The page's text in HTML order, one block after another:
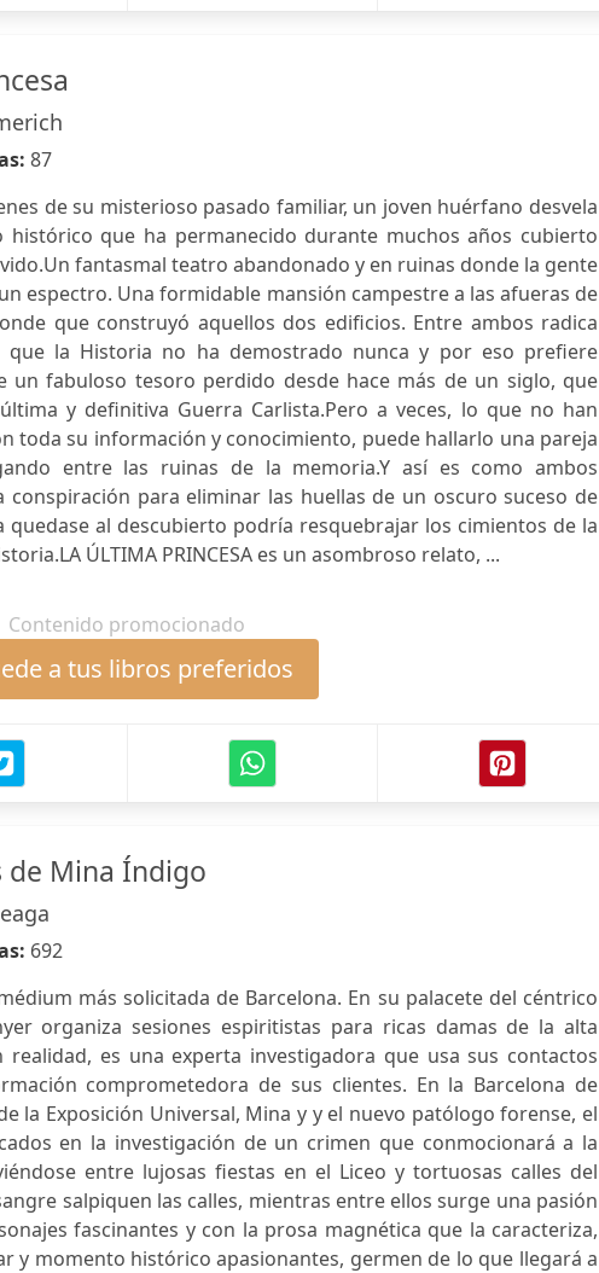
87
de su misterioso pasado familiar, un joven huérfano desvela
histórico que ha permanecido durante muchos años cubierto
fantasmal teatro abandonado y en ruinas donde la gente
espectro. Una formidable mansión campestre a las afueras de
que construyó aquellos dos edificios. Entre ambos radica
la Historia no ha demostrado nunca y por eso prefiere
un fabuloso tesoro perdido desde hace más de un siglo, que
y definitiva Guerra Carlista.Pero a veces, lo que no han
toda su información y conocimiento, puede hallarlo una pareja
entre las ruinas de la memoria.Y así es como ambos
para eliminar las huellas de un oscuro suceso de
al descubierto podría resquebrajar los cimientos de la
ÚLTIMA PRINCESA es un asombroso relato, ...
Contenido promocionado
a tus libros preferidos
de Mina Índigo
692
más solicitada de Barcelona. En su palacete del céntrico
organiza sesiones espiritistas para ricas damas de la alta
realidad, es una experta investigadora que usa sus contactos
comprometedora de sus clientes. En la Barcelona de
la Exposición Universal, Mina y y el nuevo patólogo forense, el
en la investigación de un crimen que conmocionará a la
entre lujosas fiestas en el Liceo y tortuosas calles del
salpiquen las calles, mientras entre ellos surge una pasión
fascinantes y con la prosa magnética que la caracteriza,
y momento histórico apasionantes, germen de lo que llegará a